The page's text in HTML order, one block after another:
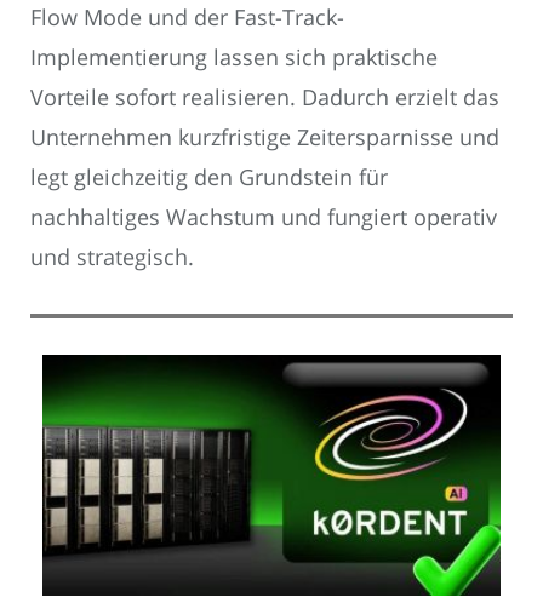
Flow Mode und der Fast-Track-
Implementierung lassen sich praktische
Vorteile sofort realisieren. Dadurch erzielt das
Unternehmen kurzfristige Zeitersparnisse und
legt gleichzeitig den Grundstein für
nachhaltiges Wachstum und fungiert operativ
und strategisch.